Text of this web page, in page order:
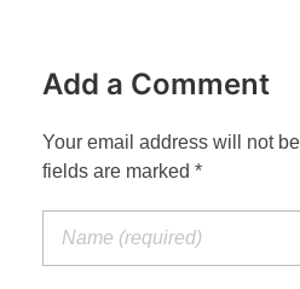
Add a Comment
Your email address will not
fields are marked *